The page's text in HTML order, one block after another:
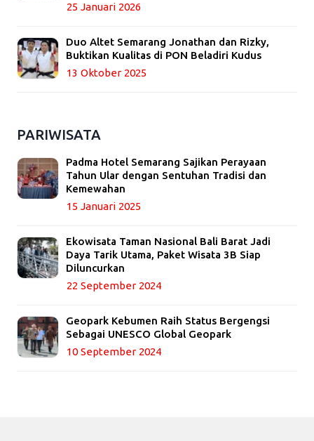
25 Januari 2026
Duo Altet Semarang Jonathan dan Rizky,
Buktikan Kualitas di PON Beladiri Kudus
13 Oktober 2025
PARIWISATA
Padma Hotel Semarang Sajikan Perayaan
Tahun Ular dengan Sentuhan Tradisi dan
Kemewahan
15 Januari 2025
Ekowisata Taman Nasional Bali Barat Jadi
Daya Tarik Utama, Paket Wisata 3B Siap
Diluncurkan
22 September 2024
Geopark Kebumen Raih Status Bergengsi
Sebagai UNESCO Global Geopark
10 September 2024